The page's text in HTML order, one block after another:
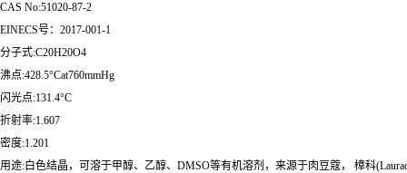
CAS No:51020-87-2
EINECS号：2017-001-1
分子式:C20H20O4
沸点:428.5°Cat760mmHg
闪光点:131.4°C
折射率:1.607
密度:1.201
用途:白色结晶，可溶于甲醇、乙醇、DMSO等有机溶剂，来源于肉豆蔻， 樟科